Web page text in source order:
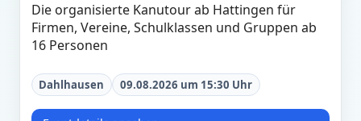
Die organisierte Kanutour ab Hattingen für
Firmen, Vereine, Schulklassen und Gruppen ab
16 Personen
Dahlhausen 09.08.2026 um 15:30 Uhr